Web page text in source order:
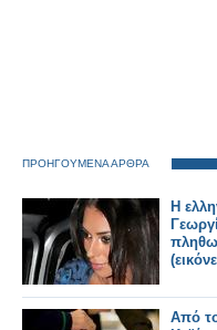
ΠΡΟΗΓΟΥΜΕΝΑ ΑΡΘΡΑ
Η
Από